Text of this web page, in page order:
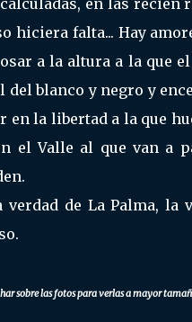
en las recién
hiciera falta... Hay
a la altura a la que
del blanco y negro y
en la libertad a la que
el Valle al que van a
de La Palma, la
sobre las fotos para verlas a mayor